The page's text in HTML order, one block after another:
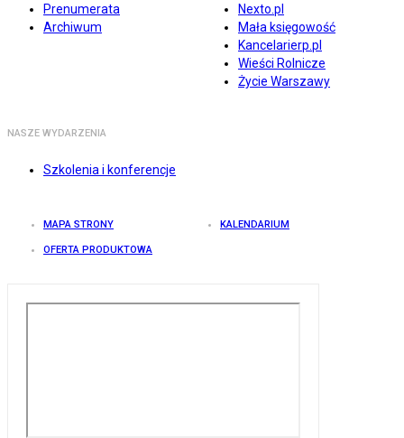
Prenumerata
Archiwum
Nexto.pl
Mała księgowość
Kancelarierp.pl
Wieści Rolnicze
Życie Warszawy
NASZE WYDARZENIA
Szkolenia i konferencje
MAPA STRONY KALENDARIUM
OFERTA PRODUKTOWA